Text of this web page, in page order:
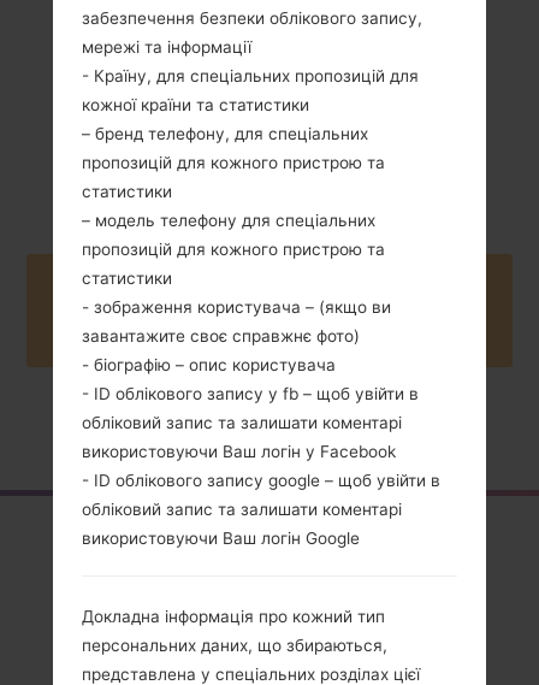
Unknown
2007
Buy accessories on Amazon
Головна →Серія →LG Others →LGKG370
Огляд
забезпечення безпеки облікового запису,
мережі та інформації
- Країну, для спеціальних пропозицій для
кожної країни та статистики
– бренд телефону, для спеціальних
пропозицій для кожного пристрою та
статистики
– модель телефону для спеціальних
пропозицій для кожного пристрою та
статистики
- зображення користувача – (якщо ви
завантажите своє справжнє фото)
- біографію – опис користувача
- ID облікового запису у fb – щоб увійти в
обліковий запис та залишати коментарі
використовуючи Ваш логін у Facebook
- ID облікового запису google – щоб увійти в
обліковий запис та залишати коментарі
використовуючи Ваш логін Google
Докладна інформація про кожний тип
персональних даних, що збираються,
представлена у спеціальних розділах цієї